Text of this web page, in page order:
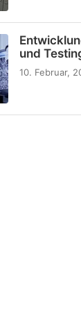
und
10. Februar,